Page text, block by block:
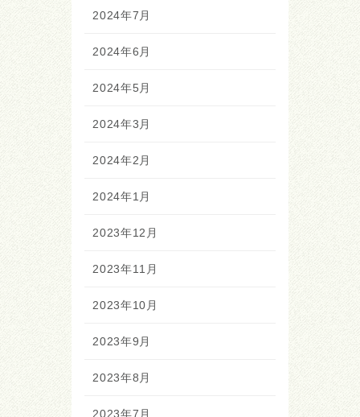
2024年7月
2024年6月
2024年5月
2024年3月
2024年2月
2024年1月
2023年12月
2023年11月
2023年10月
2023年9月
2023年8月
2023年7月